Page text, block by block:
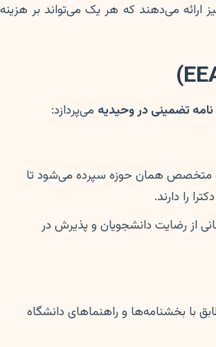
ارائه می‌دهند که هر یک می‌تواند بر هزینه
نامه تضمینی در وحیدیه می‌پردازد:
متخصص همان حوزه سپرده می‌شود تا
را دارند.
از رضایت دانشجویان و پذیرش در
با بخشنامه‌ها و راهنماهای دانشگاه